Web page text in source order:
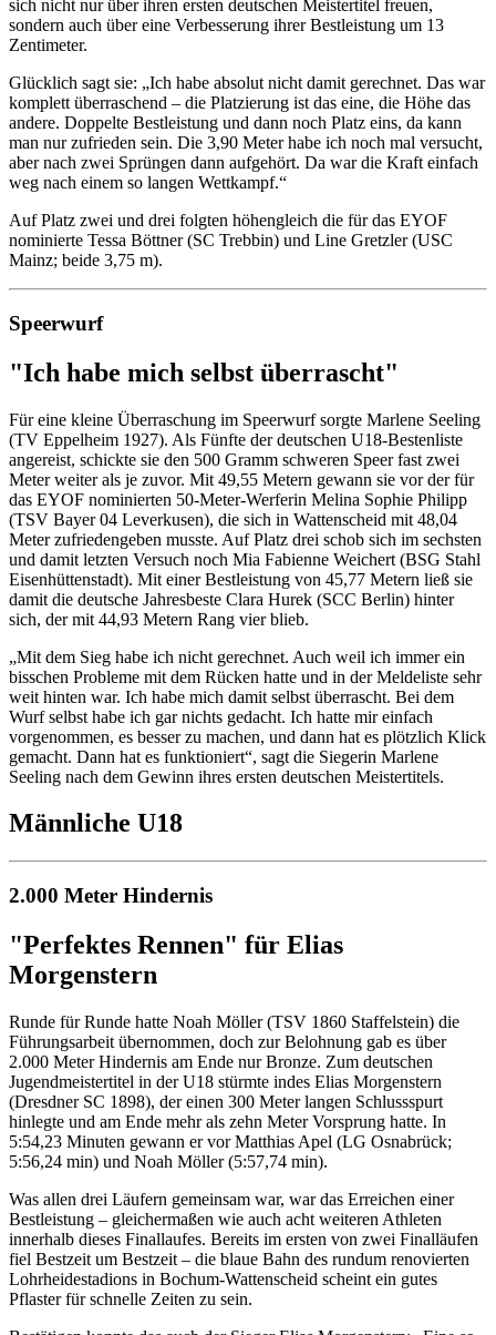
sich nicht nur über ihren ersten deutschen Meistertitel freuen,
sondern auch über eine Verbesserung ihrer Bestleistung um 13
Zentimeter.
Glücklich sagt sie: „Ich habe absolut nicht damit gerechnet. Das war
komplett überraschend – die Platzierung ist das eine, die Höhe das
andere. Doppelte Bestleistung und dann noch Platz eins, da kann
man nur zufrieden sein. Die 3,90 Meter habe ich noch mal versucht,
aber nach zwei Sprüngen dann aufgehört. Da war die Kraft einfach
weg nach einem so langen Wettkampf.“
Auf Platz zwei und drei folgten höhengleich die für das EYOF
nominierte Tessa Böttner (SC Trebbin) und Line Gretzler (USC
Mainz; beide 3,75 m).
Speerwurf
"Ich habe mich selbst überrascht"
Für eine kleine Überraschung im Speerwurf sorgte Marlene Seeling
(TV Eppelheim 1927). Als Fünfte der deutschen U18-Bestenliste
angereist, schickte sie den 500 Gramm schweren Speer fast zwei
Meter weiter als je zuvor. Mit 49,55 Metern gewann sie vor der für
das EYOF nominierten 50-Meter-Werferin Melina Sophie Philipp
(TSV Bayer 04 Leverkusen), die sich in Wattenscheid mit 48,04
Meter zufriedengeben musste. Auf Platz drei schob sich im sechsten
und damit letzten Versuch noch Mia Fabienne Weichert (BSG Stahl
Eisenhüttenstadt). Mit einer Bestleistung von 45,77 Metern ließ sie
damit die deutsche Jahresbeste Clara Hurek (SCC Berlin) hinter
sich, der mit 44,93 Metern Rang vier blieb.
„Mit dem Sieg habe ich nicht gerechnet. Auch weil ich immer ein
bisschen Probleme mit dem Rücken hatte und in der Meldeliste sehr
weit hinten war. Ich habe mich damit selbst überrascht. Bei dem
Wurf selbst habe ich gar nichts gedacht. Ich hatte mir einfach
vorgenommen, es besser zu machen, und dann hat es plötzlich Klick
gemacht. Dann hat es funktioniert“, sagt die Siegerin Marlene
Seeling nach dem Gewinn ihres ersten deutschen Meistertitels.
Männliche U18
2.000 Meter Hindernis
"Perfektes Rennen" für Elias
Morgenstern
Runde für Runde hatte Noah Möller (TSV 1860 Staffelstein) die
Führungsarbeit übernommen, doch zur Belohnung gab es über
2.000 Meter Hindernis am Ende nur Bronze. Zum deutschen
Jugendmeistertitel in der U18 stürmte indes Elias Morgenstern
(Dresdner SC 1898), der einen 300 Meter langen Schlussspurt
hinlegte und am Ende mehr als zehn Meter Vorsprung hatte. In
5:54,23 Minuten gewann er vor Matthias Apel (LG Osnabrück;
5:56,24 min) und Noah Möller (5:57,74 min).
Was allen drei Läufern gemeinsam war, war das Erreichen einer
Bestleistung – gleichermaßen wie auch acht weiteren Athleten
innerhalb dieses Finallaufes. Bereits im ersten von zwei Finalläufen
fiel Bestzeit um Bestzeit – die blaue Bahn des rundum renovierten
Lohrheidestadions in Bochum-Wattenscheid scheint ein gutes
Pflaster für schnelle Zeiten zu sein.